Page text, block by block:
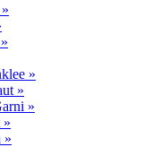
»
»
»
»
»